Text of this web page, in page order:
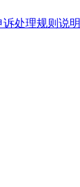
诉处理规则说明